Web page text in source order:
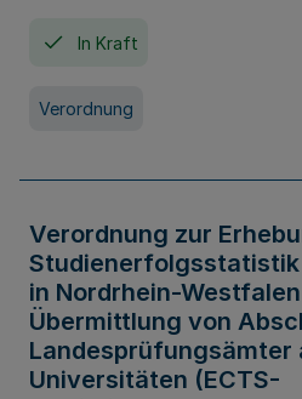
In Kraft
Verordnung
Verordnung zur
Studienerfolgsstatistik
in Nordrhein-
Übermittlung von
Landesprüfungsämter
Universitäten (ECTS-